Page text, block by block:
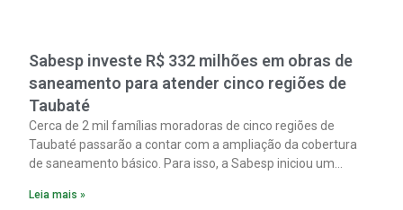
Sabesp investe R$ 332 milhões em obras de
saneamento para atender cinco regiões de
Taubaté
Cerca de 2 mil famílias moradoras de cinco regiões de
Taubaté passarão a contar com a ampliação da cobertura
de saneamento básico. Para isso, a Sabesp iniciou um
milhões.
Leia mais »